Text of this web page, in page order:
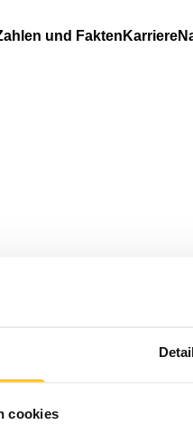
cookies
und Fakten Karriere